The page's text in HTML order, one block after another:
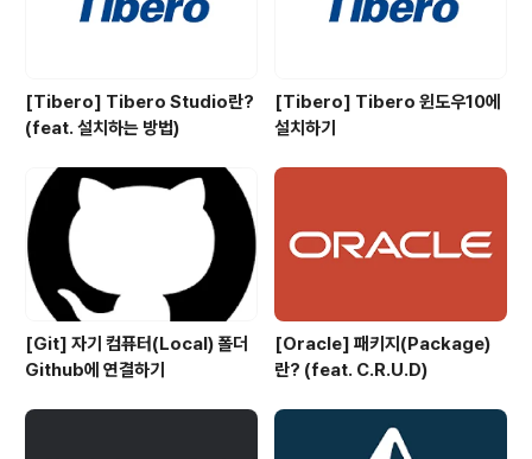
[Tibero] Tibero Studio란?
(feat. 설치하는 방법)
[Tibero] Tibero 윈도우10에
설치하기
[Git] 자기 컴퓨터(Local) 폴더
Github에 연결하기
[Oracle] 패키지(Package)
란? (feat. C.R.U.D)